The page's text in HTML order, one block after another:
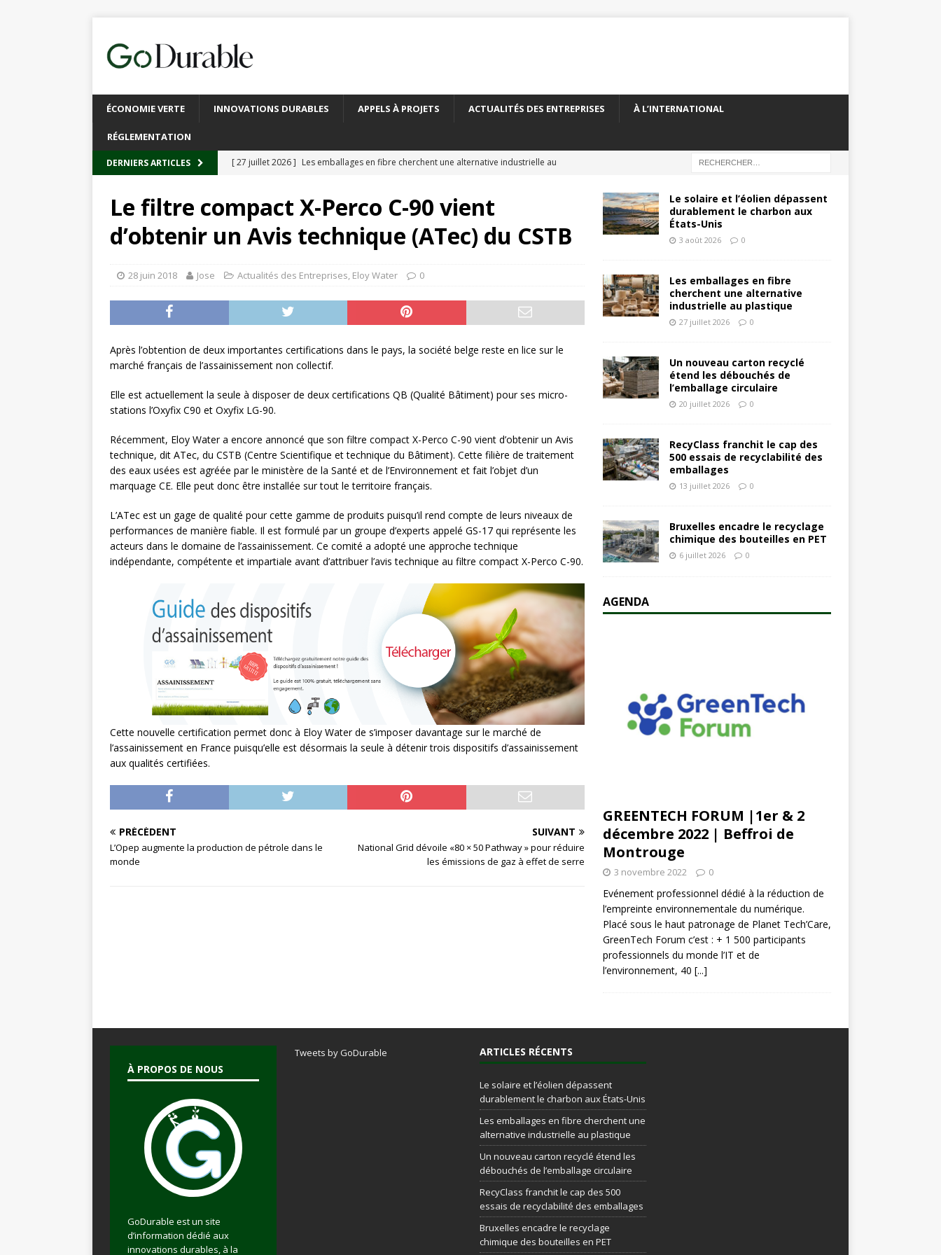
ÉCONOMIE VERTE INNOVATIONS DURABLES APPELS À PROJETS ACTUALITÉS DES ENTREPRISES À L’INTERNATIONAL
RÉGLEMENTATION
DERNIERS ARTICLES [ 27 juillet 2026 ] Les emballages en fibre cherchent une alternative industrielle au
[ 20 juillet 2026 ]
Un nouveau carton recyclé étend les débouchés de l’emballage
circulaire
ACTUALITÉS DES ENTREPRISES
emballages
ACTUALITÉS DES ENTREPRISES
[ 6 juillet 2026 ]
Bruxelles encadre le recyclage chimique des bouteilles en PET
L’INTERNATIONAL
[ 3 août 2026 ] Le solaire et l’éolien dépassent durablement le charbon aux États-Unis
Le filtre compact X-Perco C-90 vient
d’obtenir un Avis technique (ATec) du CSTB
28 juin 2018 Jose Actualités des Entreprises, Eloy Water 0
Après l’obtention de deux importantes certifications dans le pays, la société belge reste en lice sur le
marché français de l’assainissement non collectif.
Elle est actuellement la seule à disposer de deux certifications QB (Qualité Bâtiment) pour ses micro-
stations l’Oxyfix C90 et Oxyfix LG-90.
Récemment, Eloy Water a encore annoncé que son filtre compact X-Perco C-90 vient d’obtenir un Avis
technique, dit ATec, du CSTB (Centre Scientifique et technique du Bâtiment). Cette filière de traitement
des eaux usées est agréée par le ministère de la Santé et de l’Environnement et fait l’objet d’un
marquage CE. Elle peut donc être installée sur tout le territoire français.
L’ATec est un gage de qualité pour cette gamme de produits puisqu’il rend compte de leurs niveaux de
performances de manière fiable. Il est formulé par un groupe d’experts appelé GS-17 qui représente les
acteurs dans le domaine de l’assainissement. Ce comité a adopté une approche technique
indépendante, compétente et impartiale avant d’attribuer l’avis technique au filtre compact X-Perco C-90.
Cette nouvelle certification permet donc à Eloy Water de s’imposer davantage sur le marché de
l’assainissement en France puisqu’elle est désormais la seule à détenir trois dispositifs d’assainissement
aux qualités certifiées.
PRÉCÉDENT
L’Opep augmente la production de pétrole dans le
monde
SUIVANT
National Grid dévoile «80 × 50 Pathway » pour réduire
les émissions de gaz à effet de serre
Le solaire et l’éolien dépassent
durablement le charbon aux
États-Unis
3 août 2026 0
Les emballages en fibre
cherchent une alternative
industrielle au plastique
27 juillet 2026 0
Un nouveau carton recyclé
étend les débouchés de
l’emballage circulaire
20 juillet 2026 0
RecyClass franchit le cap des
500 essais de recyclabilité des
emballages
13 juillet 2026 0
Bruxelles encadre le recyclage
chimique des bouteilles en PET
6 juillet 2026 0
AGENDA
GREENTECH FORUM |1er & 2
décembre 2022 | Beffroi de
Montrouge
3 novembre 2022 0
Evénement professionnel dédié à la réduction de
l’empreinte environnementale du numérique.
Placé sous le haut patronage de Planet Tech’Care,
GreenTech Forum c’est : + 1 500 participants
professionnels du monde l’IT et de
l’environnement, 40 [...]
À PROPOS DE NOUS
GoDurable est un site
d’information dédié aux
innovations durables, à la
Tweets by GoDurable ARTICLES RÉCENTS
Le solaire et l’éolien dépassent
durablement le charbon aux États-Unis
Les emballages en fibre cherchent une
alternative industrielle au plastique
Un nouveau carton recyclé étend les
débouchés de l’emballage circulaire
RecyClass franchit le cap des 500
essais de recyclabilité des emballages
Bruxelles encadre le recyclage
chimique des bouteilles en PET